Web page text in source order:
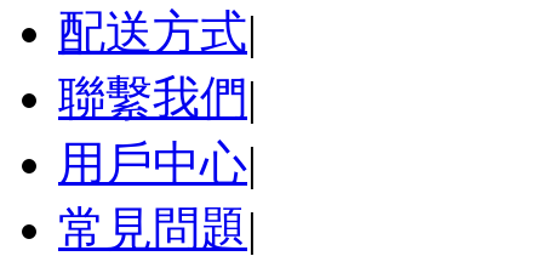
配送方式|
聯繫我們|
用戶中心|
常見問題|